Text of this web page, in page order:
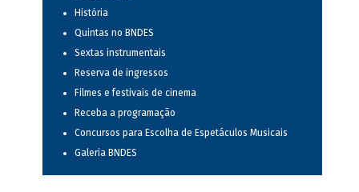
História
Quintas no BNDES
Sextas instrumentais
Reserva de ingressos
Filmes e festivais de cinema
Receba a programação
Concursos para Escolha de Espetáculos Musicais
Galeria BNDES